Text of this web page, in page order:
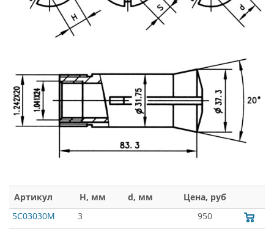
Артикул H, мм d, мм
Цена, руб
5C03030M
3
950